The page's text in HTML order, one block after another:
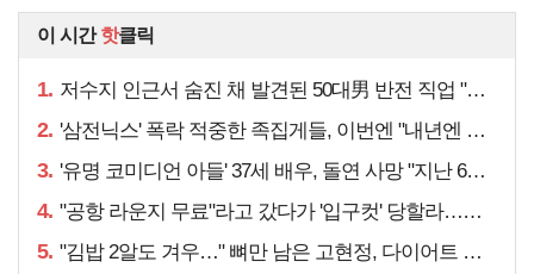
이 시간핫클릭
1. 저수지 인근서 숨진 채 발견된 50대男 반전 직업 "얼마 전…"
2. '삼전닉스' 폭락 적중한 족집게들, 이번엔 "내년엔 더욱…"
3. '유명 코미디언 아들' 37세 배우, 돌연 사망 "지난 6월에도…"
4. "공항 라운지 무료"라고 갔다가 '입구컷' 당할라…주의할 점은
5. "김밥 2알도 겨우…" 뼈만 남은 고현정, 다이어트 아닌